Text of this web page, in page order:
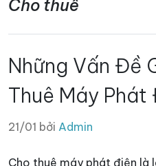
Cho thuê
Những Vấn Đề
Thuê Máy Phát
21/01 bởi Admin
Cho thuê máy phát điện là